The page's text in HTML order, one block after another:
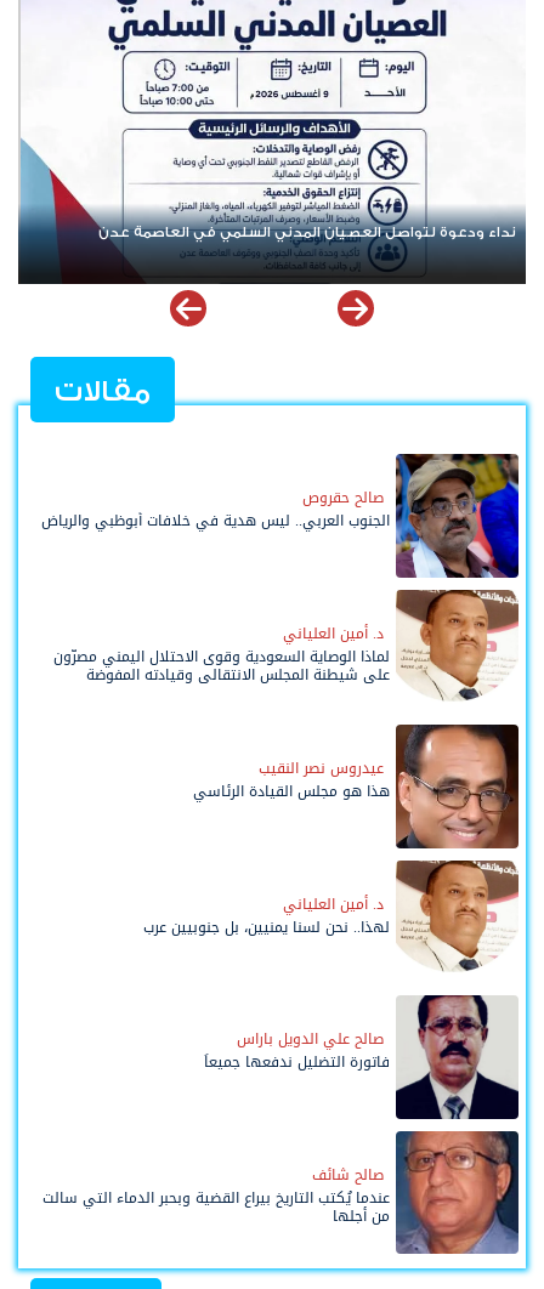
تنفيذية انتقالي العاصمة عدن تدعو الجماهير للمشاركة في الوقفة
التضامنية مع المعتقل البطل معين المقرحي
مقالات
صالح حقروص
الجنوب العربي.. ليس هدية في خلافات أبوظبي والرياض
د. أمين العلياني
لماذا الوصاية السعودية وقوى الاحتلال اليمني مصرّون
على شيطنة المجلس الانتقالي وقيادته المفوضة
وحواضنه الشعبية؟
عيدروس نصر النقيب
هذا هو مجلس القيادة الرئاسي
د. أمين العلياني
لهذا.. نحن لسنا يمنيين، بل جنوبيين عرب
صالح علي الدويل باراس
فاتورة التضليل ندفعها جميعاً
صالح شائف
عندما يُكتب التاريخ بيراع القضية وبحبر الدماء التي سالت
من أجلها